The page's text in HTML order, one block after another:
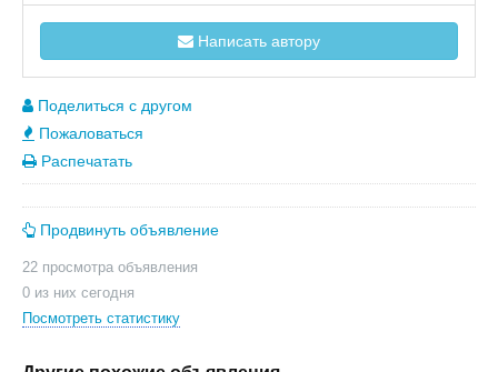
Написать автору
Поделиться с другом
Пожаловаться
Распечатать
Продвинуть объявление
22 просмотра объявления
0 из них сегодня
Посмотреть статистику